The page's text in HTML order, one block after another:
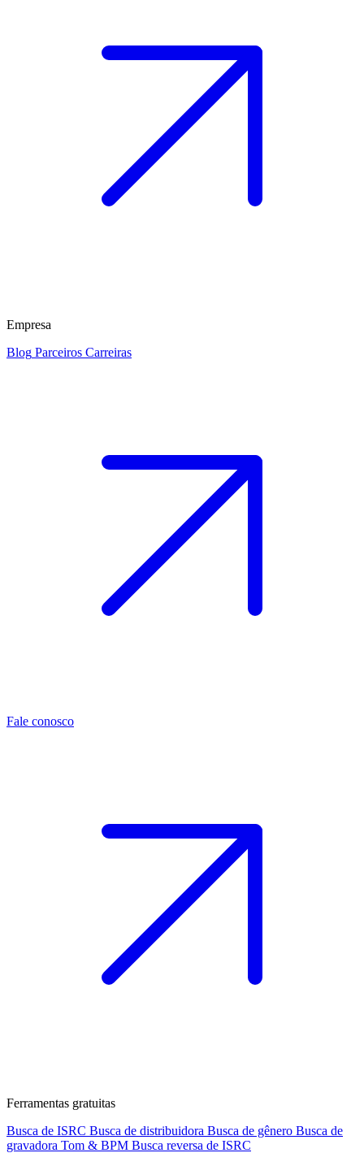
Empresa
Blog Parceiros Carreiras
Fale conosco
Ferramentas gratuitas
Busca de ISRC Busca de distribuidora Busca de gênero Busca de
gravadora Tom & BPM Busca reversa de ISRC